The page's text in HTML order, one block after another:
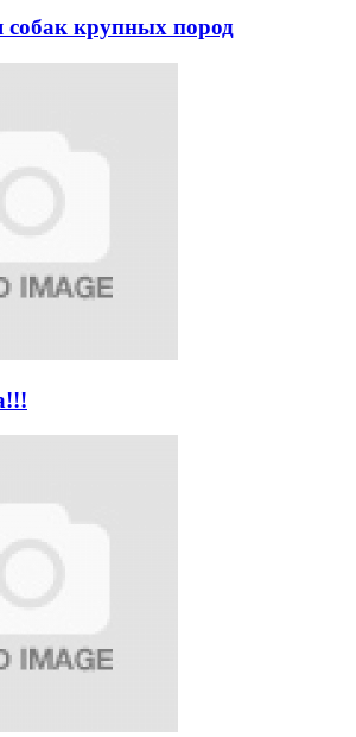
собак крупных пород